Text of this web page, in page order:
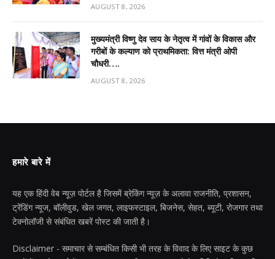
AUGUST 8, 2026
मुख्यमंत्री विष्णु देव साय के नेतृत्व में गांवों के विकास और
गरीबों के कल्याण को प्राथमिकता: वित्त मंत्री ओपी
चौधरी….
AUGUST 8, 2026
हमारे बारे में
यह एक हिंदी वेब न्यूज़ पोर्टल है जिसमें ब्रेकिंग न्यूज़ के अलावा राजनीति, प्रशासन,
ट्रेंडिंग न्यूज, बॉलीवुड, खेल जगत, लाइफस्टाइल, बिजनेस, सेहत, ब्यूटी, रोजगार तथा
टेक्नोलॉजी से संबंधित खबरें पोस्ट की जाती है।
Disclaimer - समाचार से सम्बंधित किसी भी तरह के विवाद के लिए साइट के कुछ